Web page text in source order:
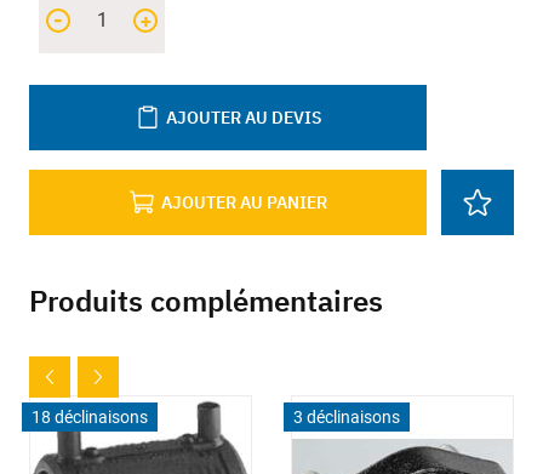
+
-
AJOUTER AU PANIER
AJOUTER AU DEVIS
Produits complémentaires
18 déclinaisons 3 déclinaisons